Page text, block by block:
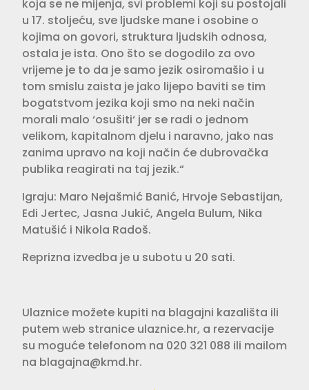
koja se ne mijenja, svi problemi koji su postojali
u 17. stoljeću, sve ljudske mane i osobine o
kojima on govori, struktura ljudskih odnosa,
ostala je ista. Ono što se dogodilo za ovo
vrijeme je to da je samo jezik osiromašio i u
tom smislu zaista je jako lijepo baviti se tim
bogatstvom jezika koji smo na neki način
morali malo ‘osušiti‘ jer se radi o jednom
velikom, kapitalnom djelu i naravno, jako nas
zanima upravo na koji način će dubrovačka
publika reagirati na taj jezik.“
Igraju: Maro Nejašmić Banić, Hrvoje Sebastijan,
Edi Jertec, Jasna Jukić, Angela Bulum, Nika
Matušić i Nikola Radoš.
Reprizna izvedba je u subotu u 20 sati.
Ulaznice možete kupiti na blagajni kazališta ili
putem web stranice ulaznice.hr, a rezervacije
su moguće telefonom na 020 321 088 ili mailom
na blagajna@kmd.hr.